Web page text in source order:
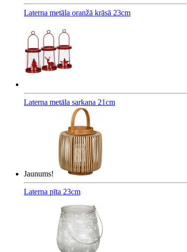
Laterna metāla oranžā krāsā 23cm
Laterna metāla sarkana 21cm
Jaunums!
Laterna pīta 23cm